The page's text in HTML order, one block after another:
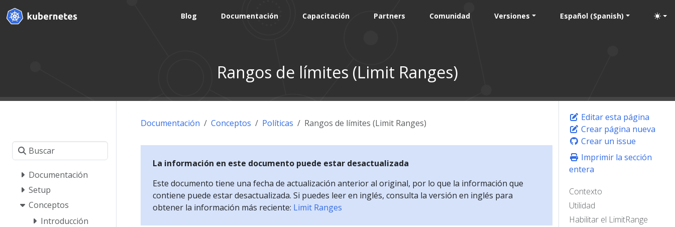
Blog Documentación Capacitación Partners Comunidad Versiones Español (Spanish)
Rangos de límites (Limit Ranges)
Documentación
Setup
Conceptos
Introducción
Editar esta página
Crear página nueva
Crear un issue
Imprimir la sección
entera
Contexto
Utilidad
Habilitar el LimitRange
Documentación Conceptos Políticas Rangos de límites (Limit Ranges)
La información en este documento puede estar desactualizada
Este documento tiene una fecha de actualización anterior al original, por lo que la información que
contiene puede estar desactualizada. Si puedes leer en inglés, consulta la versión en inglés para
obtener la información más reciente: Limit Ranges